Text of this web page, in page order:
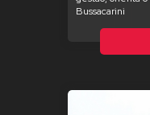
Bussacarini